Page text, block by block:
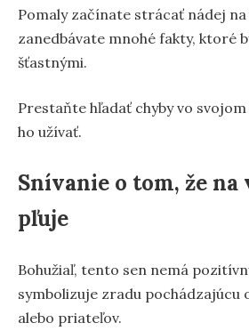
Pomaly začínate strácať nádej na
zanedbávate mnohé fakty, ktoré
šťastnými.
Prestaňte hľadať chyby vo
ho užívať.
Snívanie o tom, že na
pľuje
Bohužiaľ, tento sen nemá
symbolizuje zradu pochádzajúcu
alebo priateľov.